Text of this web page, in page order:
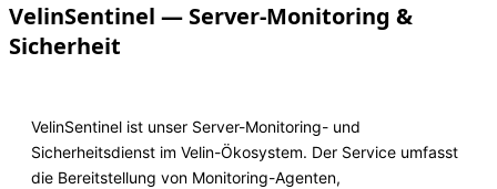
VelinSentinel — Server-Monitoring &
Sicherheit
VelinSentinel ist unser Server-Monitoring- und
Sicherheitsdienst im Velin-Ökosystem. Der Service umfasst
die Bereitstellung von Monitoring-Agenten,